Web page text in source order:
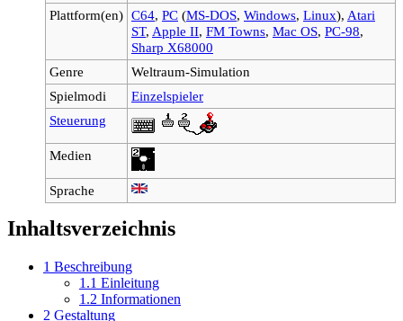
Plattform(en) C64, PC (MS-DOS, Windows, Linux), Atari
ST, Apple II, FM Towns, Mac OS, PC-98,
Sharp X68000
Genre
Weltraum-Simulation
Spielmodi
Einzelspieler
Steuerung
Medien
Sprache
Inhaltsverzeichnis
1 Beschreibung
1.1 Einleitung
1.2 Informationen
2 Gestaltung